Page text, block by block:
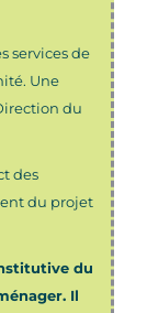
services de
Une
du
des
du projet
du
Il